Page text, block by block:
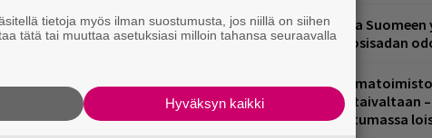
Weezer palaa Suomeen
neljännesvuosisadan
Mainio ohjelmatoimisto
10-vuotista taivaltaan –
ilmaistapahtumassa
tietoja myös ilman suostumusta, jos niillä on siihen
tätä tai muuttaa asetuksiasi milloin tahansa seuraavalla
Hyväksyn kaikki